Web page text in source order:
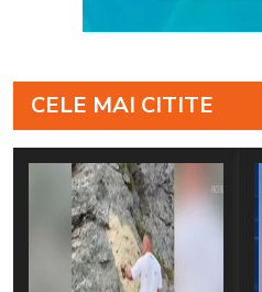
CELE MAI CITITE